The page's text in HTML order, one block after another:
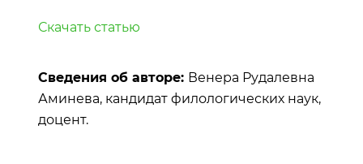
Скачать статью
Сведения об авторе: Венера Рудалевна
Аминева, кандидат филологических наук,
доцент.